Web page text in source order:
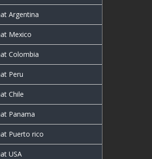
Argentina
Mexico
Colombia
Peru
Chile
Panama
Puerto rico
USA